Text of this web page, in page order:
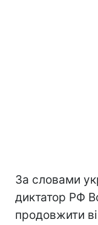
За словами
диктатор РФ
продовжити